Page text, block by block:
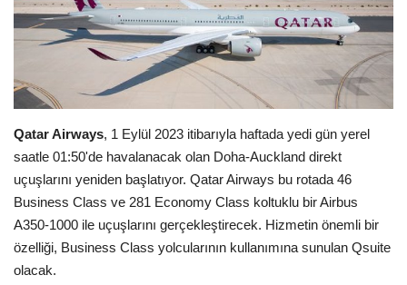
Röportajlar
Yorumlar
Video Tanıtım
Köşe Yazarları
Qatar Airways, 1 Eylül 2023 itibarıyla haftada yedi gün yerel
saatle 01:50'de havalanacak olan Doha-Auckland direkt
uçuşlarını yeniden başlatıyor. Qatar Airways bu rotada 46
Business Class ve 281 Economy Class koltuklu bir Airbus
A350-1000 ile uçuşlarını gerçekleştirecek. Hizmetin önemli bir
özelliği, Business Class yolcularının kullanımına sunulan Qsuite
olacak.